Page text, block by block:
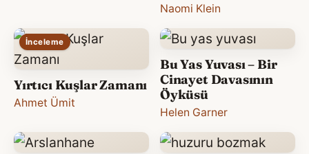
Naomi Klein
İnceleme
Yırtıcı Kuşlar Zamanı
Ahmet Ümit
Bu Yas Yuvası – Bir
Cinayet Davasının
Öyküsü
Helen Garner